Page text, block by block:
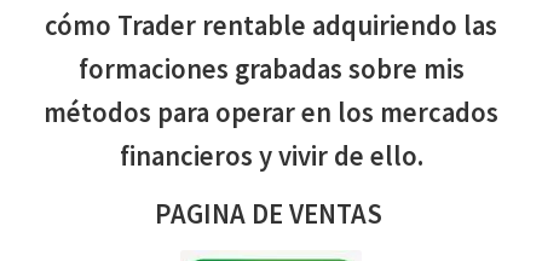
cómo Trader rentable adquiriendo las
formaciones grabadas sobre mis
métodos para operar en los mercados
financieros y vivir de ello.
PAGINA DE VENTAS